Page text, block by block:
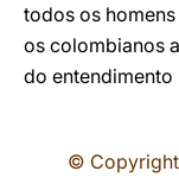
todos os
os colombianos
do
© Copyright